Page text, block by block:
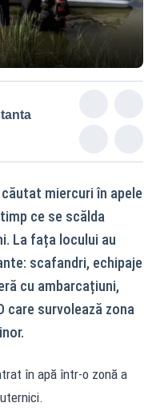
miercuri în apele
ce se scălda
La fața locului au
scafandri, echipaje
cu ambarcațiuni,
care survolează zona
în apă într-o zonă a